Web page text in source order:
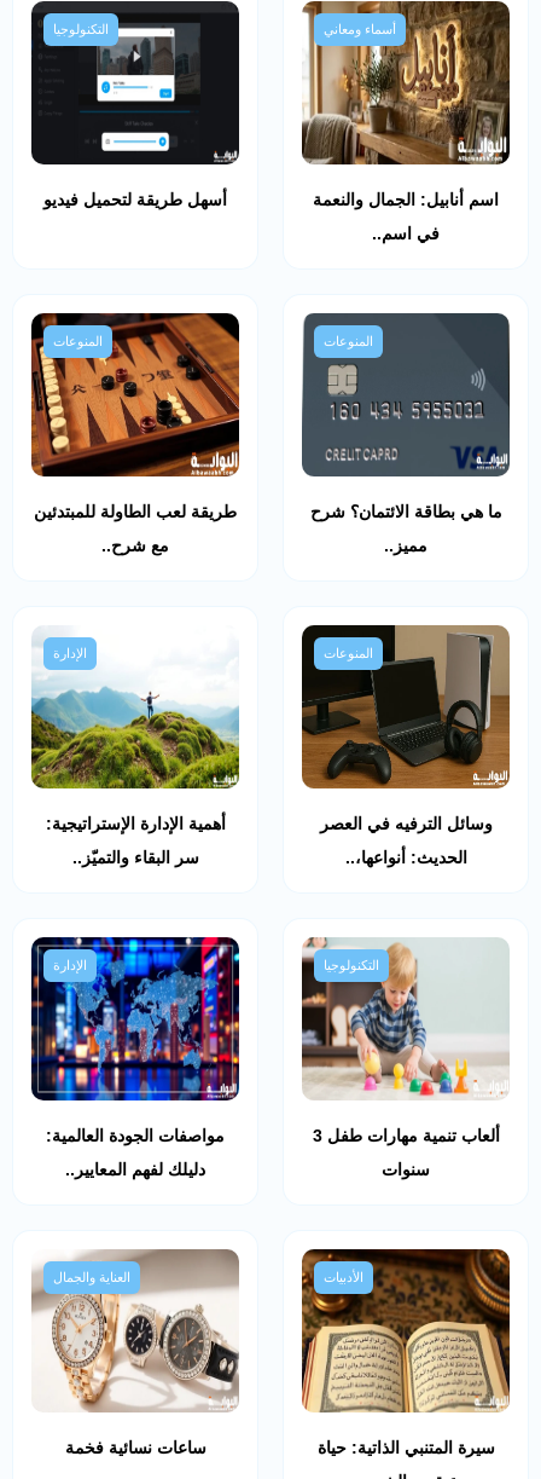
أسماء ومعاني
اسم أنابيل: الجمال والنعمة
في اسم..
التكنولوجيا
أسهل طريقة لتحميل فيديو
المنوعات
ما هي بطاقة الائتمان؟ شرح
مميز..
المنوعات
طريقة لعب الطاولة للمبتدئين
مع شرح..
المنوعات
وسائل الترفيه في العصر
الحديث: أنواعها،..
الإدارة
أهمية الإدارة الإستراتيجية:
سر البقاء والتميّز..
التكنولوجيا
ألعاب تنمية مهارات طفل 3
سنوات
الإدارة
مواصفات الجودة العالمية:
دليلك لفهم المعايير..
الأدبيات
سيرة المتنبي الذاتية: حياة
العناية والجمال
ساعات نسائية فخمة